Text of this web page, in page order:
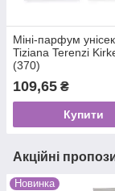
Міні-парфум
Tiziana Terenzi
(370)
109,65 ₴
Купити
Акційні
Новинка